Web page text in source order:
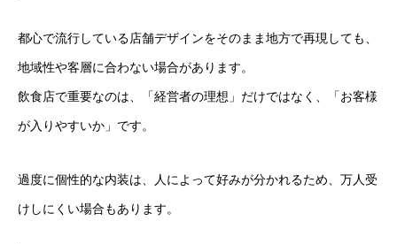
都心で流行している店舗デザインをそのまま地方で再現しても、
地域性や客層に合わない場合があります。
飲食店で重要なのは、「経営者の理想」だけではなく、「お客様
が入りやすいか」です。
過度に個性的な内装は、人によって好みが分かれるため、万人受
けしにくい場合もあります。